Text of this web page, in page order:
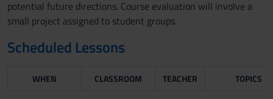
potential future directions. Course evaluation will involve a
small project assigned to student groups.
Scheduled Lessons
WHEN CLASSROOM TEACHER TOPICS